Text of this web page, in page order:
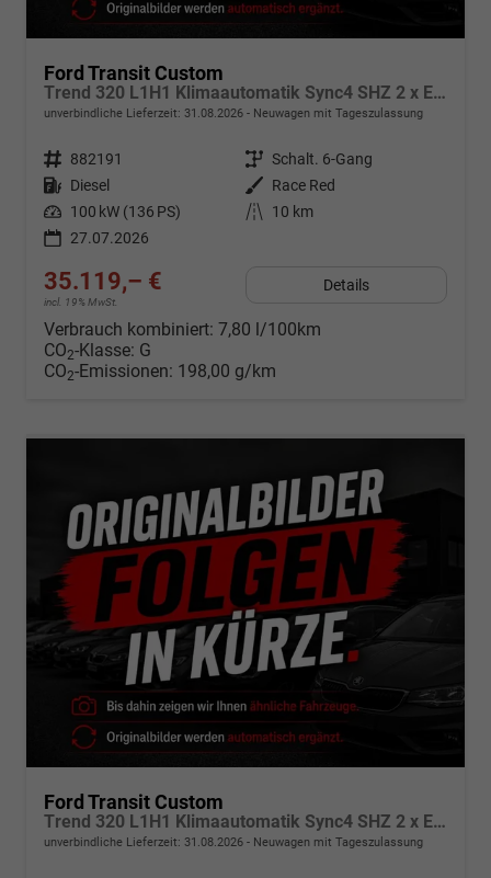
Ford Transit Custom
Trend 320 L1H1 Klimaautomatik Sync4 SHZ 2 x Einparkhilfe Kamera 5JG
unverbindliche Lieferzeit: 31.08.2026 Neuwagen mit Tageszulassung
Fahrzeugnr. 882191 Getriebe Schalt. 6-Gang
Kraftstoff Diesel Außenfarbe
Race Red
Leistung 100 kW (136 PS) Kilometerstand
10 km
27.07.2026
35.119,– €
incl. 19% MwSt.
Details
Verbrauch kombiniert: 7,80 l/100km
CO2-Klasse: G
CO2-Emissionen: 198,00 g/km
Ford Transit Custom
Trend 320 L1H1 Klimaautomatik Sync4 SHZ 2 x Einparkhilfe Kamera 5JG
unverbindliche Lieferzeit: 31.08.2026 Neuwagen mit Tageszulassung